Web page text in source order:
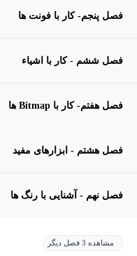
فصل پنجم- کار با فونت ها
فصل ششم - کار با اشیاء
فصل هفتم- کار با Bitmap ها
فصل هشتم - ابزارهای مفید
فصل نهم - آشنایی با رنگ ها
مشاهده 3 فصل دیگر